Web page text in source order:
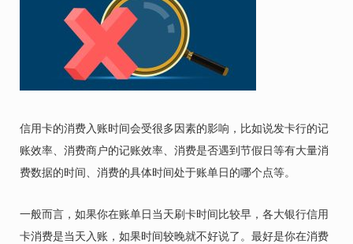
信用卡的消费入账时间会受很多因素的影响，比如说发卡行的记
账效率、消费商户的记账效率、消费是否遇到节假日等有大量消
费数据的时间、消费的具体时间处于账单日的哪个点等。
一般而言，如果你在账单日当天刷卡时间比较早，各大银行信用
卡消费是当天入账，如果时间较晚就不好说了。最好是你在消费